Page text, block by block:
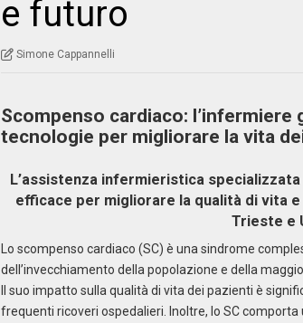
e futuro
Simone Cappannelli
Scompenso cardiaco:
tecnologie per migliorare la vita
L’assistenza infermieristica
efficace per migliorare la qualità di vita
Trieste e
Lo scompenso cardiaco (SC) è una sindrome
dell’invecchiamento della popolazione e della
Il suo impatto sulla qualità di vita dei pazienti è
frequenti ricoveri ospedalieri. Inoltre, lo SC